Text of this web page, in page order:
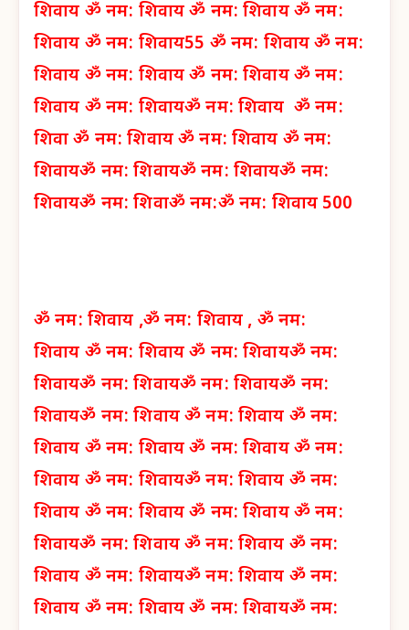
शिवाय ॐ नम: शिवाय ॐ नम: शिवायॐ नम:
शिवाय ॐ नम: शिवाय55 ॐ नम: शिवाय ॐ नम:
शिवाय ॐ नम: शिवाय ॐ नम: शिवायॐ नम:
शिवाय ॐ नम: शिवायॐ नम: शिवाय ॐ नम:
शिवा ॐ नम: शिवायॐ नम: शिवाय ॐ नम:
शिवायॐ नम: शिवायॐ नम: शिवायॐ नम:
शिवायॐ नम: शिवाॐ नम:ॐ नम: शिवाय 500
ॐ नम: शिवाय ,ॐ नम: शिवाय , ॐ नम:
शिवाय ॐ नम: शिवाय ॐ नम: शिवायॐ नम:
शिवायॐ नम: शिवायॐ नम: शिवायॐ नम:
शिवायॐ नम: शिवायॐ नम: शिवाय ॐ नम:
शिवाय ॐ नम: शिवाय ॐ नम: शिवायॐ नम:
शिवाय ॐ नम: शिवायॐ नम: शिवाय ॐ नम:
शिवाय ॐ नम: शिवाय ॐ नम: शिवायॐ नम:
शिवायॐ नम: शिवायॐ नम: शिवाय ॐ नम:
शिवाय ॐ नम: शिवायॐ नम: शिवाय ॐ नम:
शिवाय ॐ नम: शिवाय ॐ नम: शिवायॐ नम: